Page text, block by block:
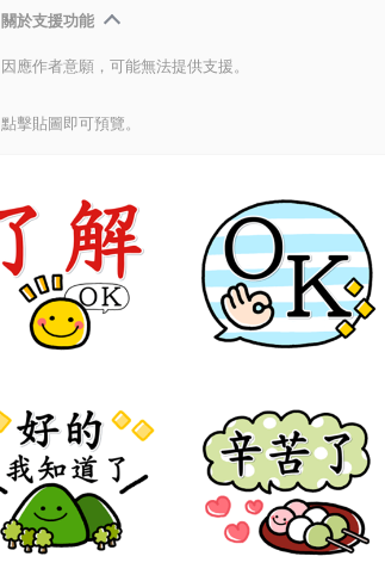
關於支援功能
因應作者意願，可能無法提供支援。
點擊貼圖即可預覽。